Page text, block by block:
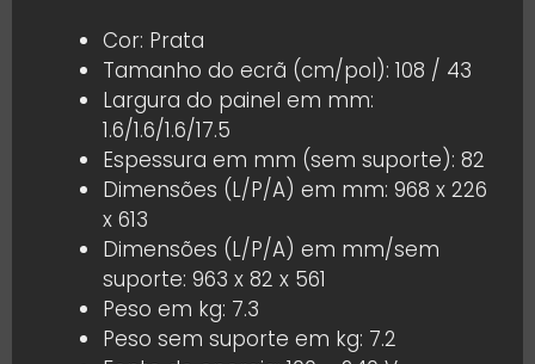
Cor: Prata
Tamanho do ecrã (cm/pol): 108 / 43
Largura do painel em mm:
1.6/1.6/1.6/17.5
Espessura em mm (sem suporte): 82
Dimensões (L/P/A) em mm: 968 x 226
x 613
Dimensões (L/P/A) em mm/sem
suporte: 963 x 82 x 561
Peso em kg: 7.3
Peso sem suporte em kg: 7.2